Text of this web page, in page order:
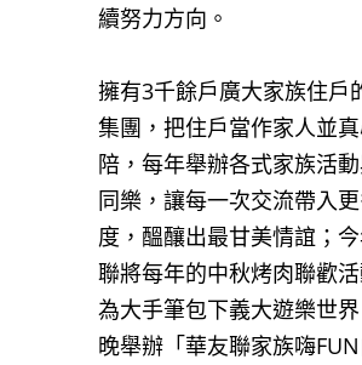
續努力方向。
擁有3千餘戶廣大家族住戶
集團，把住戶當作家人並
陪，每年舉辦各式家族活
同樂，讓每一次交流帶入
度，醞釀出最甘美情誼；
聯將每年的中秋烤肉聯歡
為大手筆包下義大遊樂世
晚舉辦「華友聯家族嗨